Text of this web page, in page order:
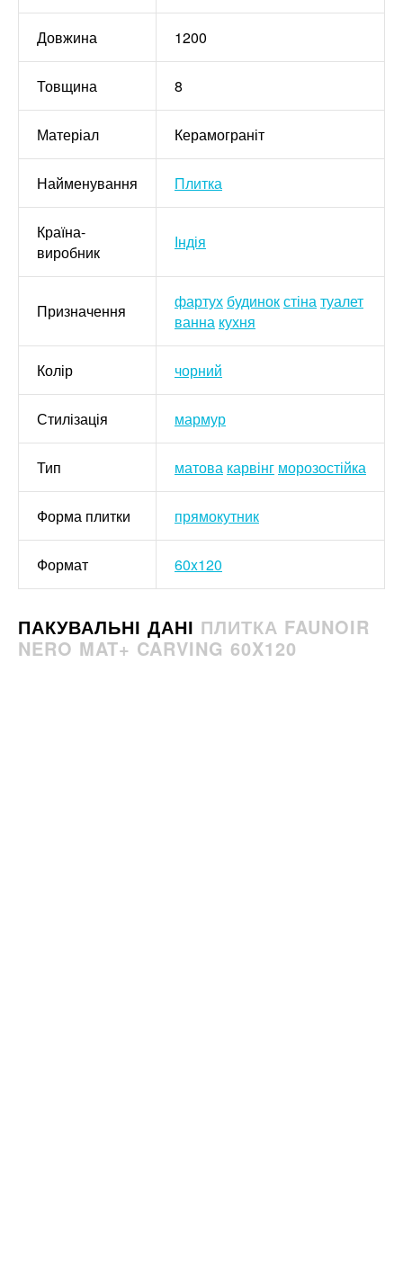
Довжина 1200
Товщина 8
Матеріал Керамограніт
Найменування Плитка
Країна-
виробник
Індія
Призначення фартух будинокстінатуалет
ванна кухня
Колір чорний
Стилізація мармур
Тип матова карвінг морозостійка
Форма плитки прямокутник
Формат 60x120
ПАКУВАЛЬНІ ДАНІ ПЛИТКА FAUNOIR
NERO MAT+ CARVING 60X120